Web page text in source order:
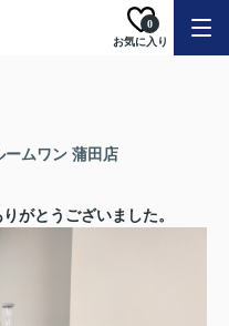
お気に入り
0
ームワン 蒲田店
がとうございました。